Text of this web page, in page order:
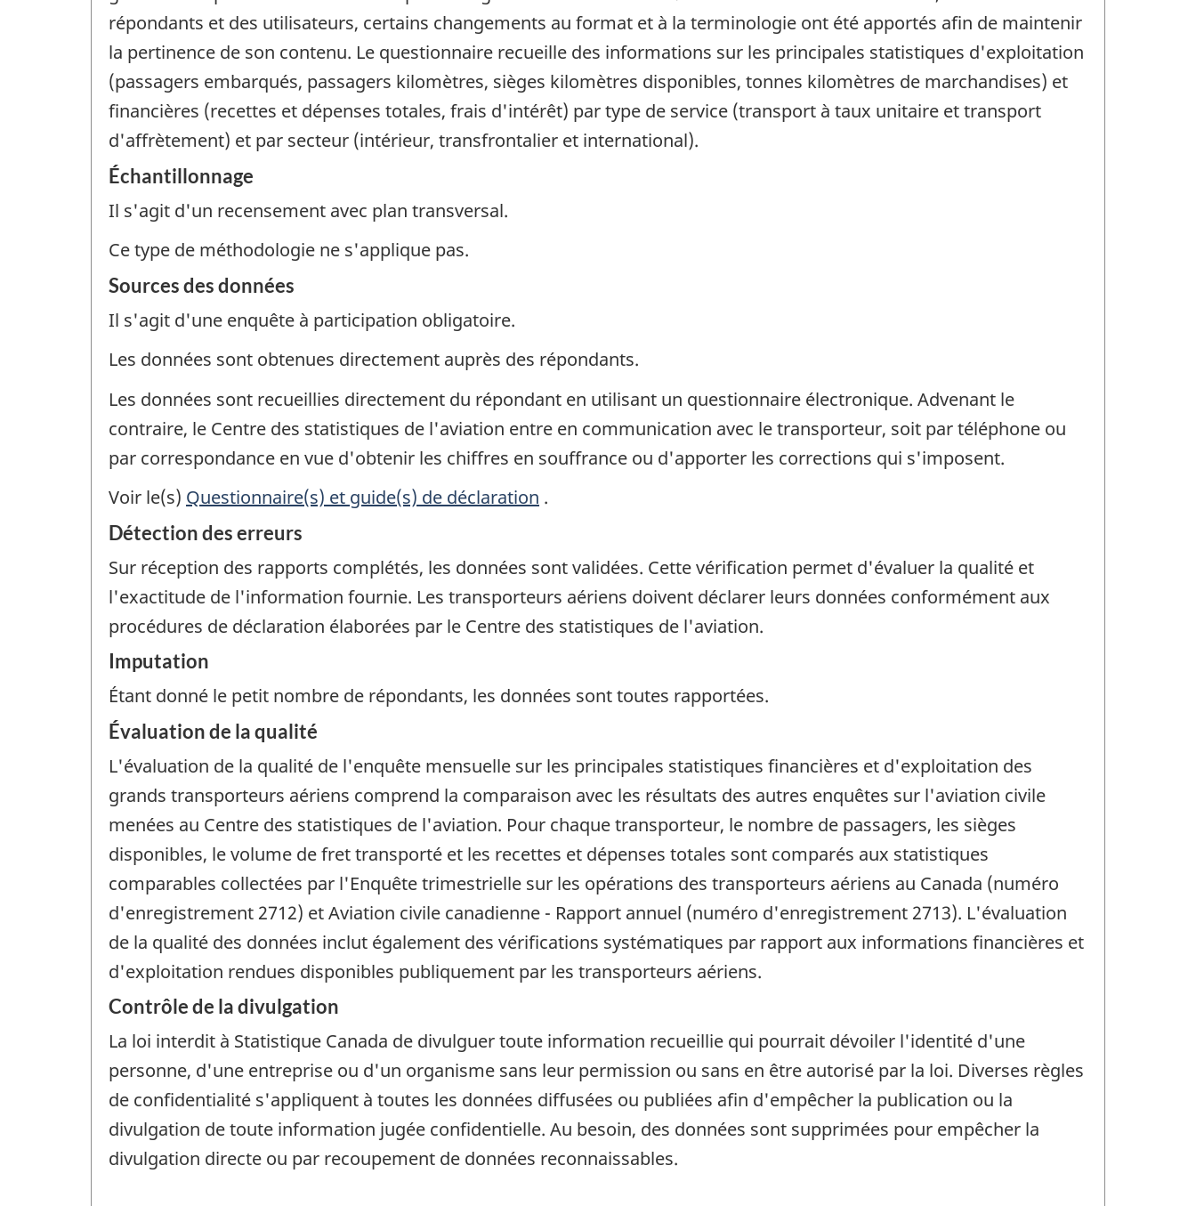
répondants et des utilisateurs, certains changements au format et à la terminologie ont été apportés afin de maintenir
la pertinence de son contenu. Le questionnaire recueille des informations sur les principales statistiques d'exploitation
(passagers embarqués, passagers kilomètres, sièges kilomètres disponibles, tonnes kilomètres de marchandises) et
financières (recettes et dépenses totales, frais d'intérêt) par type de service (transport à taux unitaire et transport
d'affrètement) et par secteur (intérieur, transfrontalier et international).
Échantillonnage
Il s'agit d'un recensement avec plan transversal.
Ce type de méthodologie ne s'applique pas.
Sources des données
Il s'agit d'une enquête à participation obligatoire.
Les données sont obtenues directement auprès des répondants.
Les données sont recueillies directement du répondant en utilisant un questionnaire électronique. Advenant le
contraire, le Centre des statistiques de l'aviation entre en communication avec le transporteur, soit par téléphone ou
par correspondance en vue d'obtenir les chiffres en souffrance ou d'apporter les corrections qui s'imposent.
Voir le(s) Questionnaire(s) et guide(s) de déclaration .
Détection des erreurs
Sur réception des rapports complétés, les données sont validées. Cette vérification permet d'évaluer la qualité et
l'exactitude de l'information fournie. Les transporteurs aériens doivent déclarer leurs données conformément aux
procédures de déclaration élaborées par le Centre des statistiques de l'aviation.
Imputation
Étant donné le petit nombre de répondants, les données sont toutes rapportées.
Évaluation de la qualité
L'évaluation de la qualité de l'enquête mensuelle sur les principales statistiques financières et d'exploitation des
grands transporteurs aériens comprend la comparaison avec les résultats des autres enquêtes sur l'aviation civile
menées au Centre des statistiques de l'aviation. Pour chaque transporteur, le nombre de passagers, les sièges
disponibles, le volume de fret transporté et les recettes et dépenses totales sont comparés aux statistiques
comparables collectées par l'Enquête trimestrielle sur les opérations des transporteurs aériens au Canada (numéro
d'enregistrement 2712) et Aviation civile canadienne - Rapport annuel (numéro d'enregistrement 2713). L'évaluation
de la qualité des données inclut également des vérifications systématiques par rapport aux informations financières et
d'exploitation rendues disponibles publiquement par les transporteurs aériens.
Contrôle de la divulgation
La loi interdit à Statistique Canada de divulguer toute information recueillie qui pourrait dévoiler l'identité d'une
personne, d'une entreprise ou d'un organisme sans leur permission ou sans en être autorisé par la loi. Diverses règles
de confidentialité s'appliquent à toutes les données diffusées ou publiées afin d'empêcher la publication ou la
divulgation de toute information jugée confidentielle. Au besoin, des données sont supprimées pour empêcher la
divulgation directe ou par recoupement de données reconnaissables.